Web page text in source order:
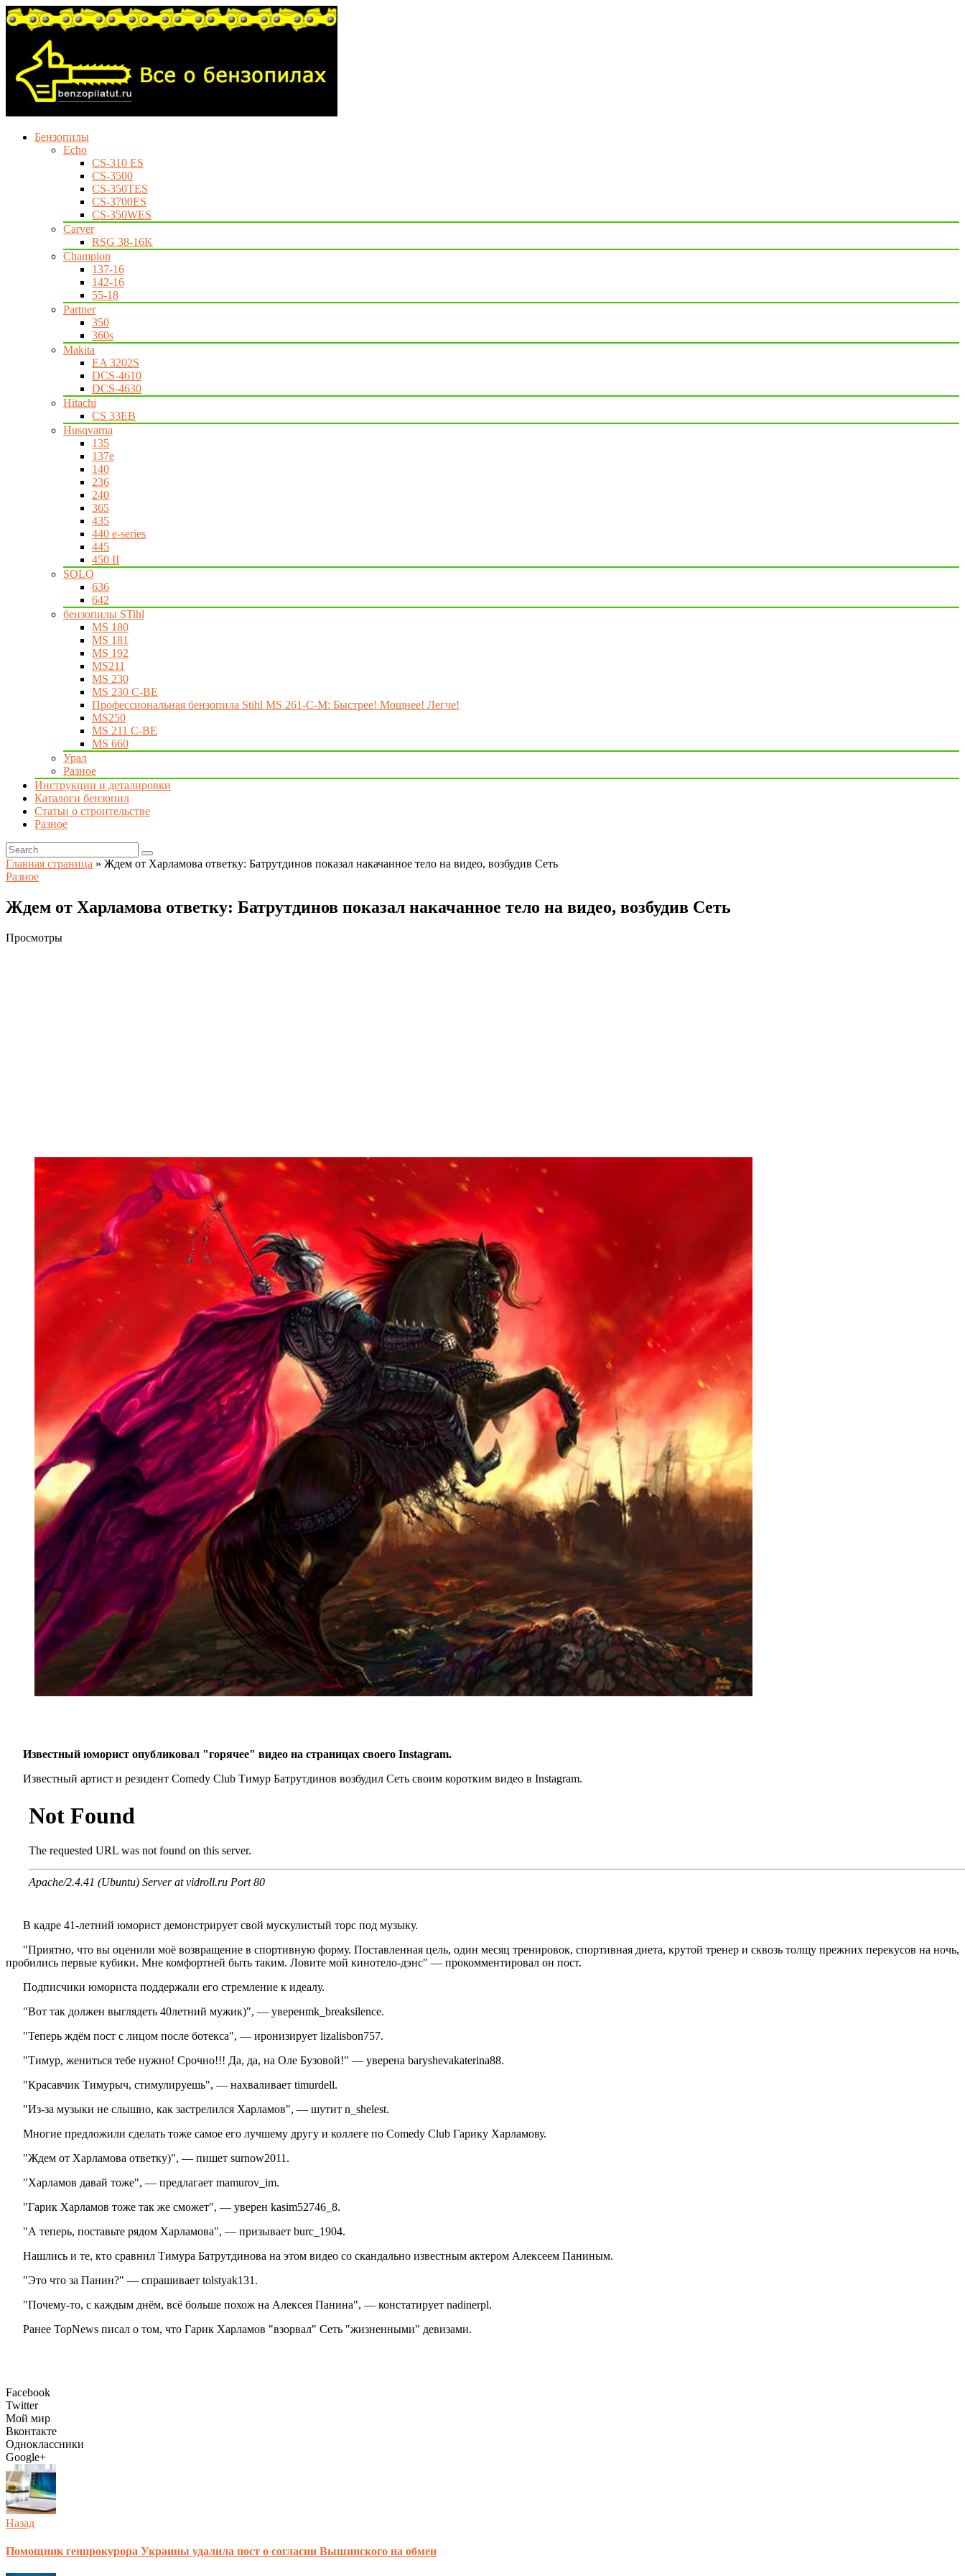
Бензопилы
Echo
CS-310 ES
CS-3500
CS-350TES
CS-3700ES
CS-350WES
Carver
RSG 38-16K
Champion
137-16
142-16
55-18
Partner
350
360s
Makita
EA 3202S
DCS-4610
DCS-4630
Hitachi
CS 33EB
Husqvarna
135
137e
140
236
240
365
435
440 e-series
445
450 II
SOLO
636
642
бензопилы STihl
MS 180
MS 181
MS 192
MS211
MS 230
MS 230 C-BE
Профессиональная бензопила Stihl MS 261-C-M: Быстрее! Мощнее! Легче!
MS250
MS 211 C-BE
MS 660
Урал
Разное
Инструкции и деталировки
Каталоги бензопил
Статьи о строительстве
Разное
Главная страница » Ждем от Харламова ответку: Батрутдинов показал накачанное тело на видео, возбудив Сеть
Разное
Ждем от Харламова ответку: Батрутдинов показал накачанное тело на видео, возбудив Сеть
Просмотры
Известный юморист опубликовал "горячее" видео на страницах своего Instagram.
Известный артист и резидент Comedy Club Тимур Батрутдинов возбудил Сеть своим коротким видео в Instagram.
В кадре 41-летний юморист демонстрирует свой мускулистый торс под музыку.
"Приятно, что вы оценили моё возвращение в спортивную форму. Поставленная цель, один месяц тренировок, спортивная диета, крутой тренер и сквозь толщу прежних перекусов на ночь,
пробились первые кубики. Мне комфортней быть таким. Ловите мой кинотело-дэнс" — прокомментировал он пост.
Подписчики юмориста поддержали его стремление к идеалу.
"Вот так должен выглядеть 40летний мужик)", — уверенmk_breaksilence.
"Теперь ждём пост с лицом после ботекса", — иронизирует lizalisbon757.
"Тимур, жениться тебе нужно! Срочно!!! Да, да, на Оле Бузовой!" — уверена baryshevakaterina88.
"Красавчик Тимурыч, стимулируешь", — нахваливает timurdell.
"Из-за музыки не слышно, как застрелился Харламов", — шутит n_shelest.
Многие предложили сделать тоже самое его лучшему другу и коллеге по Comedy Club Гарику Харламову.
"Ждем от Харламова ответку)", — пишет surnow2011.
"Харламов давай тоже", — предлагает mamurov_im.
"Гарик Харламов тоже так же сможет", — уверен kasim52746_8.
"А теперь, поставьте рядом Харламова", — призывает burc_1904.
Нашлись и те, кто сравнил Тимура Батрутдинова на этом видео со скандально известным актером Алексеем Паниным.
"Это что за Панин?" — спрашивает tolstyak131.
"Почему-то, с каждым днём, всё больше похож на Алексея Панина", — констатирует nadinerpl.
Ранее TopNews писал о том, что Гарик Харламов "взорвал" Сеть "жизненными" девизами.
Facebook
Twitter
Мой мир
Вконтакте
Одноклассники
Google+
Назад
Помощник генпрокурора Украины удалила пост о согласии Вышинского на обмен